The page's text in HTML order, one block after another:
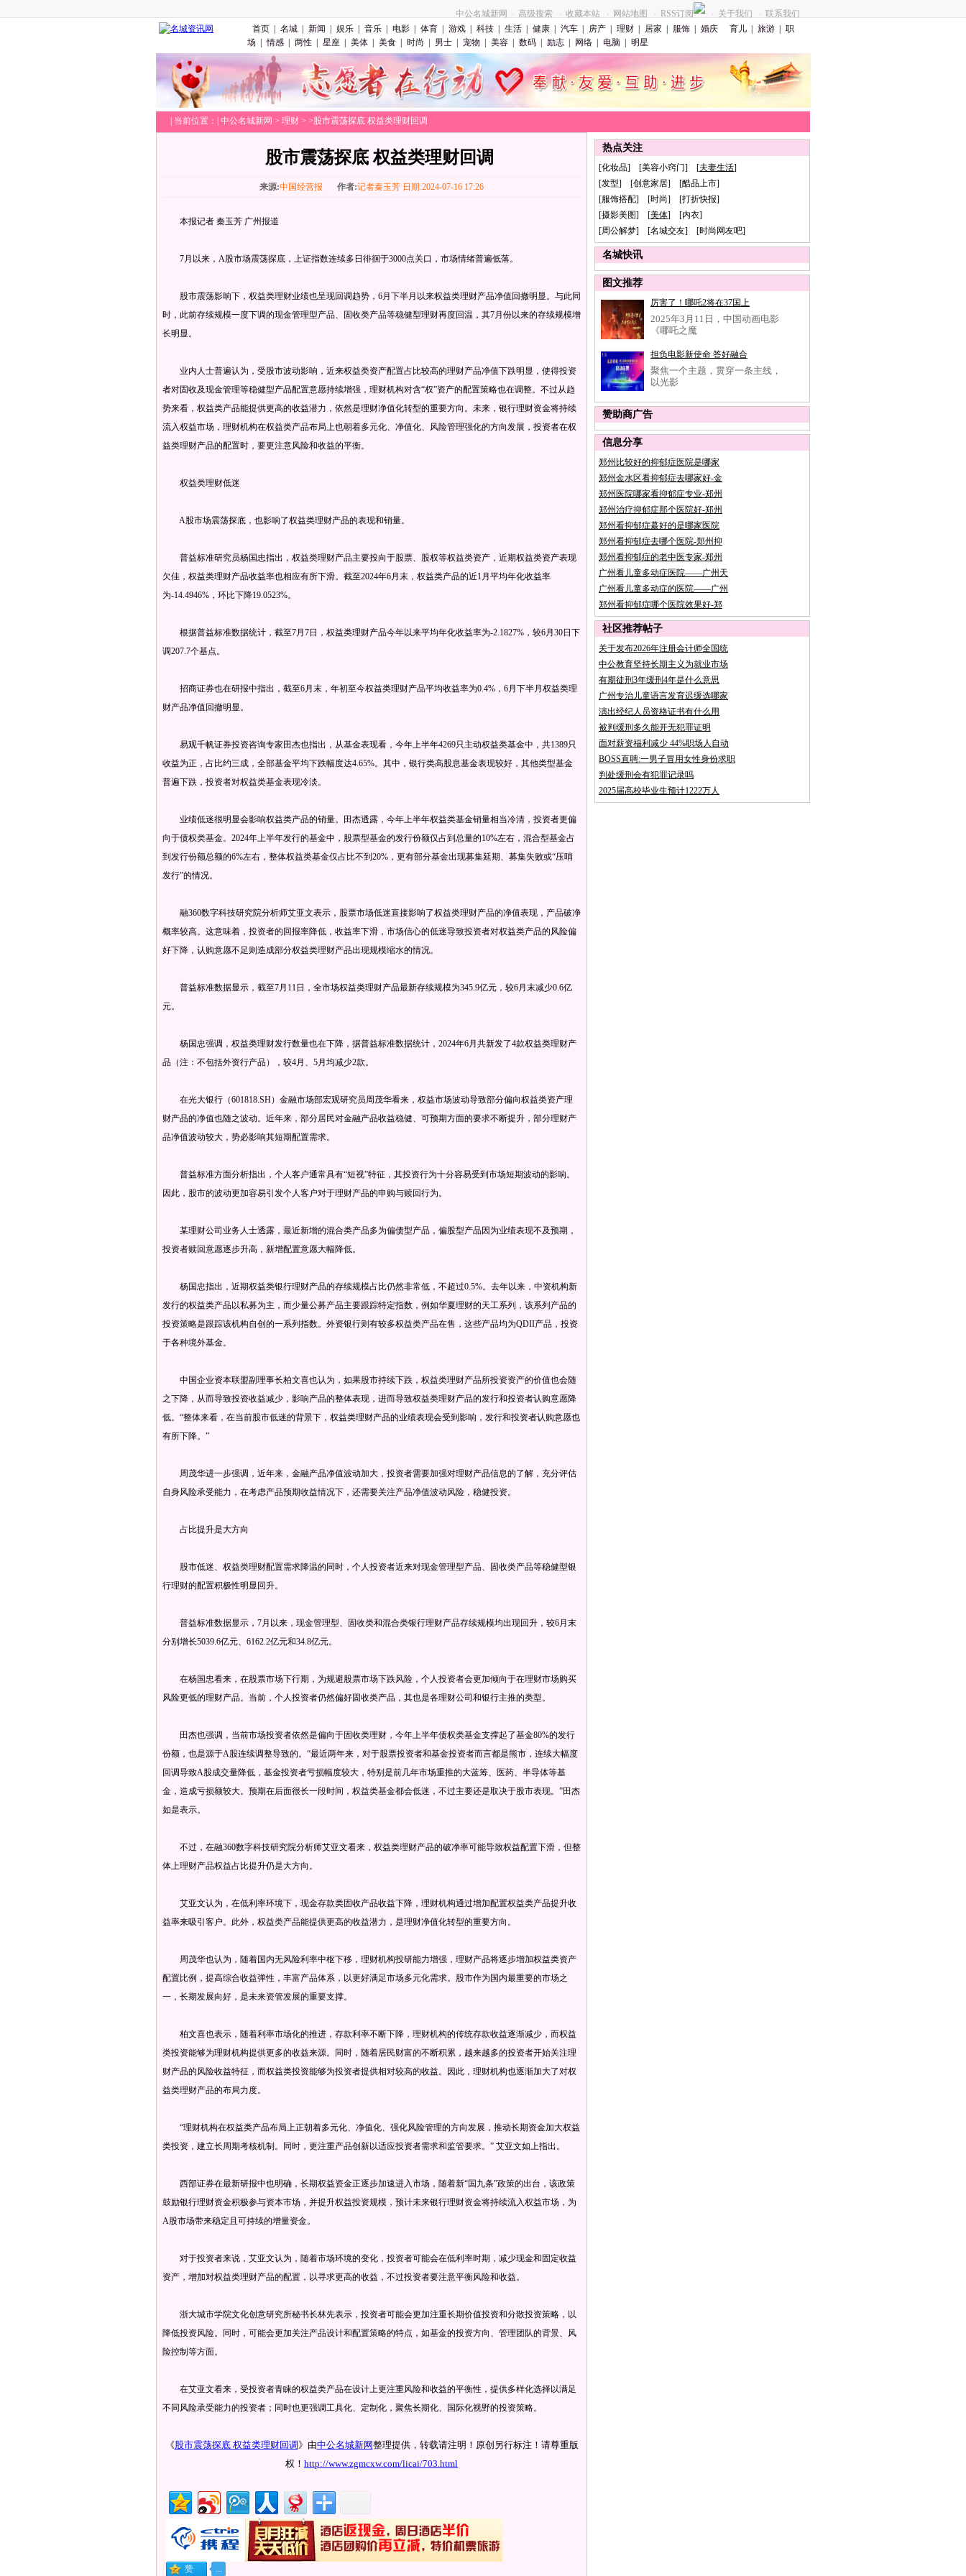
中公名城新网 · 高级搜索 · 收藏本站 · 网站地图 · RSS订阅 · 关于我们 ·
联系我们
首页
名城 新闻 娱乐 音乐 电影 体育 游戏 科技 生活 健康 汽车 房产 理财 居家 服饰 婚庆 育儿 旅游
职
场
情感 两性 星座 美体 美食 时尚 男士 宠物 美容 数码 励志 网络 电脑 明星
当前位置：| 中公名城新网 > 理财 > >股市震荡探底 权益类理财回调
股市震荡探底 权益类理财回调
来源:中国经营报 作者:记者秦玉芳 日期:2024-07-16 17:26
本报记者 秦玉芳 广州报道
7月以来，A股市场震荡探底，上证指数连续多日徘徊于3000点关口，市场情绪普遍低落。
股市震荡影响下，权益类理财业绩也呈现回调趋势，6月下半月以来权益类理财产品净值回撤明显。与此同
时，此前存续规模一度下调的现金管理型产品、固收类产品等稳健型理财再度回温，其7月份以来的存续规模增
长明显。
业内人士普遍认为，受股市波动影响，近来权益类资产配置占比较高的理财产品净值下跌明显，使得投资
者对固收及现金管理等稳健型产品配置意愿持续增强，理财机构对含“权”资产的配置策略也在调整。不过从趋
势来看，权益类产品能提供更高的收益潜力，依然是理财净值化转型的重要方向。未来，银行理财资金将持续
流入权益市场，理财机构在权益类产品布局上也朝着多元化、净值化、风险管理强化的方向发展，投资者在权
益类理财产品的配置时，要更注意风险和收益的平衡。
权益类理财低迷
A股市场震荡探底，也影响了权益类理财产品的表现和销量。
普益标准研究员杨国忠指出，权益类理财产品主要投向于股票、股权等权益类资产，近期权益类资产表现
欠佳，权益类理财产品收益率也相应有所下滑。截至2024年6月末，权益类产品的近1月平均年化收益率
为-14.4946%，环比下降19.0523%。
根据普益标准数据统计，截至7月7日，权益类理财产品今年以来平均年化收益率为-2.1827%，较6月30日下
调207.7个基点。
招商证券也在研报中指出，截至6月末，年初至今权益类理财产品平均收益率为0.4%，6月下半月权益类理
财产品净值回撤明显。
易观千帆证券投资咨询专家田杰也指出，从基金表现看，今年上半年4269只主动权益类基金中，共1389只
收益为正，占比约三成，全部基金平均下跌幅度达4.65%。其中，银行类高股息基金表现较好，其他类型基金
普遍下跌，投资者对权益类基金表现冷淡。
业绩低迷很明显会影响权益类产品的销量。田杰透露，今年上半年权益类基金销量相当冷清，投资者更偏
向于债权类基金。2024年上半年发行的基金中，股票型基金的发行份额仅占到总量的10%左右，混合型基金占
到发行份额总额的6%左右，整体权益类基金仅占比不到20%，更有部分基金出现募集延期、募集失败或“压哨
发行”的情况。
融360数字科技研究院分析师艾亚文表示，股票市场低迷直接影响了权益类理财产品的净值表现，产品破净
概率较高。这意味着，投资者的回报率降低，收益率下滑，市场信心的低迷导致投资者对权益类产品的风险偏
好下降，认购意愿不足则造成部分权益类理财产品出现规模缩水的情况。
普益标准数据显示，截至7月11日，全市场权益类理财产品最新存续规模为345.9亿元，较6月末减少0.6亿
元。
杨国忠强调，权益类理财发行数量也在下降，据普益标准数据统计，2024年6月共新发了4款权益类理财产
品（注：不包括外资行产品），较4月、5月均减少2款。
在光大银行（601818.SH）金融市场部宏观研究员周茂华看来，权益市场波动导致部分偏向权益类资产理
财产品的净值也随之波动。近年来，部分居民对金融产品收益稳健、可预期方面的要求不断提升，部分理财产
品净值波动较大，势必影响其短期配置需求。
普益标准方面分析指出，个人客户通常具有“短视”特征，其投资行为十分容易受到市场短期波动的影响。
因此，股市的波动更加容易引发个人客户对于理财产品的申购与赎回行为。
某理财公司业务人士透露，最近新增的混合类产品多为偏债型产品，偏股型产品因为业绩表现不及预期，
投资者赎回意愿逐步升高，新增配置意愿大幅降低。
杨国忠指出，近期权益类银行理财产品的存续规模占比仍然非常低，不超过0.5%。去年以来，中资机构新
发行的权益类产品以私募为主，而少量公募产品主要跟踪特定指数，例如华夏理财的天工系列，该系列产品的
投资策略是跟踪该机构自创的一系列指数。外资银行则有较多权益类产品在售，这些产品均为QDII产品，投资
于各种境外基金。
中国企业资本联盟副理事长柏文喜也认为，如果股市持续下跌，权益类理财产品所投资资产的价值也会随
之下降，从而导致投资收益减少，影响产品的整体表现，进而导致权益类理财产品的发行和投资者认购意愿降
低。“整体来看，在当前股市低迷的背景下，权益类理财产品的业绩表现会受到影响，发行和投资者认购意愿也
有所下降。”
周茂华进一步强调，近年来，金融产品净值波动加大，投资者需要加强对理财产品信息的了解，充分评估
自身风险承受能力，在考虑产品预期收益情况下，还需要关注产品净值波动风险，稳健投资。
占比提升是大方向
股市低迷、权益类理财配置需求降温的同时，个人投资者近来对现金管理型产品、固收类产品等稳健型银
行理财的配置积极性明显回升。
普益标准数据显示，7月以来，现金管理型、固收类和混合类银行理财产品存续规模均出现回升，较6月末
分别增长5039.6亿元、6162.2亿元和34.8亿元。
在杨国忠看来，在股票市场下行期，为规避股票市场下跌风险，个人投资者会更加倾向于在理财市场购买
风险更低的理财产品。当前，个人投资者仍然偏好固收类产品，其也是各理财公司和银行主推的类型。
田杰也强调，当前市场投资者依然是偏向于固收类理财，今年上半年债权类基金支撑起了基金80%的发行
份额，也是源于A股连续调整导致的。“最近两年来，对于股票投资者和基金投资者而言都是熊市，连续大幅度
回调导致A股成交量降低，基金投资者亏损幅度较大，特别是前几年市场重推的大蓝筹、医药、半导体等基
金，造成亏损额较大。预期在后面很长一段时间，权益类基金都会低迷，不过主要还是取决于股市表现。”田杰
如是表示。
不过，在融360数字科技研究院分析师艾亚文看来，权益类理财产品的破净率可能导致权益配置下滑，但整
体上理财产品权益占比提升仍是大方向。
艾亚文认为，在低利率环境下，现金存款类固收产品收益下降，理财机构通过增加配置权益类产品提升收
益率来吸引客户。此外，权益类产品能提供更高的收益潜力，是理财净值化转型的重要方向。
周茂华也认为，随着国内无风险利率中枢下移，理财机构投研能力增强，理财产品将逐步增加权益类资产
配置比例，提高综合收益弹性，丰富产品体系，以更好满足市场多元化需求。股市作为国内最重要的市场之
一，长期发展向好，是未来资管发展的重要支撑。
柏文喜也表示，随着利率市场化的推进，存款利率不断下降，理财机构的传统存款收益逐渐减少，而权益
类投资能够为理财机构提供更多的收益来源。同时，随着居民财富的不断积累，越来越多的投资者开始关注理
财产品的风险收益特征，而权益类投资能够为投资者提供相对较高的收益。因此，理财机构也逐渐加大了对权
益类理财产品的布局力度。
“理财机构在权益类产品布局上正朝着多元化、净值化、强化风险管理的方向发展，推动长期资金加大权益
类投资，建立长周期考核机制。同时，更注重产品创新以适应投资者需求和监管要求。” 艾亚文如上指出。
西部证券在最新研报中也明确，长期权益资金正逐步加速进入市场，随着新“国九条”政策的出台，该政策
鼓励银行理财资金积极参与资本市场，并提升权益投资规模，预计未来银行理财资金将持续流入权益市场，为
A股市场带来稳定且可持续的增量资金。
对于投资者来说，艾亚文认为，随着市场环境的变化，投资者可能会在低利率时期，减少现金和固定收益
资产，增加对权益类理财产品的配置，以寻求更高的收益，不过投资者要注意平衡风险和收益。
浙大城市学院文化创意研究所秘书长林先表示，投资者可能会更加注重长期价值投资和分散投资策略，以
降低投资风险。同时，可能会更加关注产品设计和配置策略的特点，如基金的投资方向、管理团队的背景、风
险控制等方面。
在艾亚文看来，受投资者青睐的权益类产品在设计上更注重风险和收益的平衡性，提供多样化选择以满足
不同风险承受能力的投资者；同时也更强调工具化、定制化，聚焦长期化、国际化视野的投资策略。
《股市震荡探底 权益类理财回调 》由中公名城新网整理提供，转载请注明！原创另行标注！请尊重版
权！ http://www.zgmcxw.com/licai/703.html
热点关注
[化妆品] [美容小窍门] [夫妻生活]
[发型] [创意家居] [酷品上市]
[服饰搭配] [时尚] [打折快报]
[摄影美图] [美体] [内衣]
[周公解梦] [名城交友] [时尚网友吧]
名城快讯
图文推荐
厉害了！哪吒2将在37国上
2025年3月11日，中国动画电影
《哪吒之魔
担负电影新使命 答好融合
聚焦一个主题，贯穿一条主线，
以光影
赞助商广告
信息分享
郑州比较好的抑郁症医院是哪家
郑州金水区看抑郁症去哪家好-金
郑州医院哪家看抑郁症专业-郑州
郑州治疗抑郁症那个医院好-郑州
郑州看抑郁症蕞好的是哪家医院
郑州看抑郁症去哪个医院-郑州抑
郑州看抑郁症的老中医专家-郑州
广州看儿童多动症医院——广州天
广州看儿童多动症的医院——广州
郑州看抑郁症哪个医院效果好-郑
社区推荐帖子
关于发布2026年注册会计师全国统
中公教育坚持长期主义为就业市场
有期徒刑3年缓刑4年是什么意思
广州专治儿童语言发育迟缓选哪家
演出经纪人员资格证书有什么用
被判缓刑多久能开无犯罪证明
面对薪资福利减少 44%职场人自动
BOSS直聘:一男子冒用女性身份求职
判处缓刑会有犯罪记录吗
2025届高校毕业生预计1222万人